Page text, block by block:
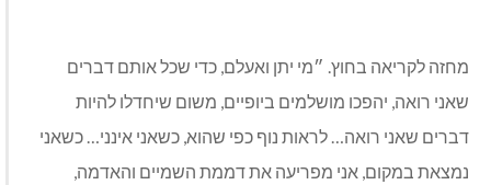
מחזה לקריאה בחוץ. ״מי יתן ואעלם, כדי שכל אותם דברים
שאני רואה, יהפכו מושלמים ביופיים, משום שיחדלו להיות
דברים שאני רואה… לראות נוף כפי שהוא, כשאני אינני… כשאני
נמצאת במקום, אני מפריעה את דממת השמיים והאדמה,